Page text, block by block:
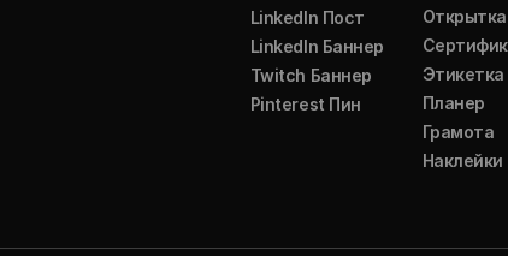
LinkedIn Пост
LinkedIn Баннер
Twitch Баннер
Pinterest Пин
Открытка
Этикетка
Планер
Грамота
Наклейки